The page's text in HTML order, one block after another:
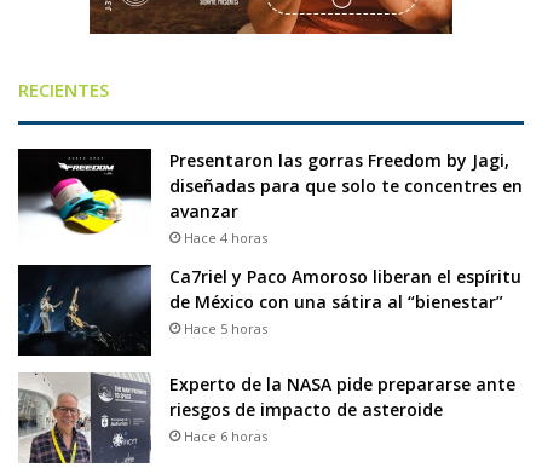
RECIENTES
Presentaron las gorras Freedom by Jagi,
diseñadas para que solo te concentres en
avanzar
Hace 4 horas
Ca7riel y Paco Amoroso liberan el espíritu
de México con una sátira al “bienestar”
Hace 5 horas
Experto de la NASA pide prepararse ante
riesgos de impacto de asteroide
Hace 6 horas